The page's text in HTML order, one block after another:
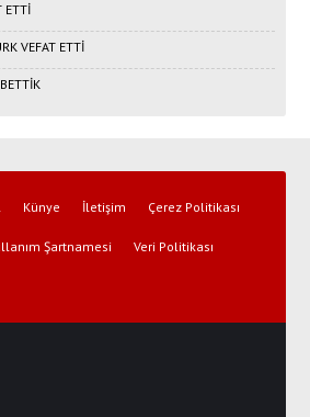
ETTİ
VEFAT ETTİ
Künye İletişim Çerez Politikası
Şartnamesi Veri Politikası